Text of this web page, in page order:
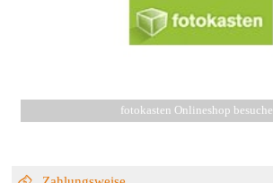
fotokasten Onlineshop